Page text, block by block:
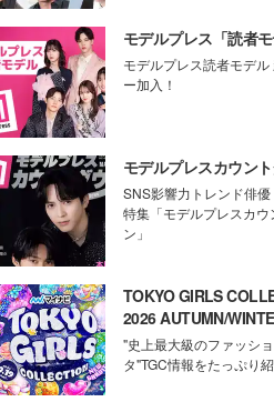
モデルプレス「読者モ
モデルプレス読者モデル
ー加入！
モデルプレスカウン
SNS影響力トレンド俳優
特集「モデルプレスカウ
ン」
TOKYO GIRLS
2026 AUTUMN/
デルプレス
"史上最大級のファッシ
タ"TGC情報をたっぷり